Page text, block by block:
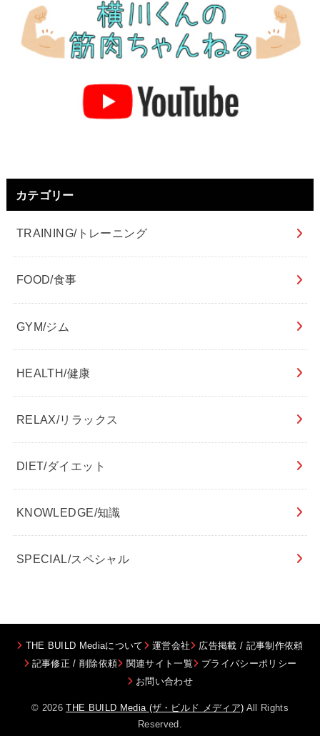
カテゴリー
TRAINING/トレーニング
FOOD/食事
GYM/ジム
HEALTH/健康
RELAX/リラックス
DIET/ダイエット
KNOWLEDGE/知識
SPECIAL/スペシャル
THE BUILD Mediaについて 運営会社
広告掲載 / 記事制作依頼
記事修正 / 削除依頼
関連サイト一覧
プライバシーポリシー
お問い合わせ
© 2026THE BUILD Media (ザ・ビルド メディア) All Rights
Reserved.